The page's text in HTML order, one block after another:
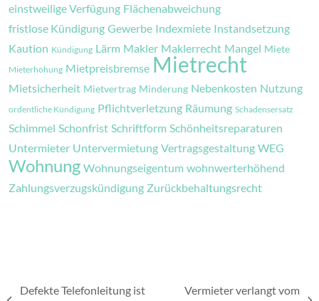
einstweilige Verfügung Flächenabweichung
fristlose Kündigung Gewerbe Indexmiete Instandsetzung
Kaution Kündigung Lärm Makler Maklerrecht Mangel Miete
Mieterhöhung Mietpreisbremse Mietrecht
Mietsicherheit Mietvertrag Minderung Nebenkosten Nutzung
ordentliche Kündigung Pflichtverletzung Räumung Schadensersatz
Schimmel Schonfrist Schriftform Schönheitsreparaturen
Untermieter Untervermietung Vertragsgestaltung WEG
Wohnung Wohnungseigentum wohnwerterhöhend
Zahlungsverzugskündigung Zurückbehaltungsrecht
Defekte Telefonleitung ist
Vermieter verlangt vom